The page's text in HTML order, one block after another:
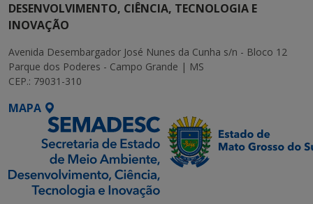
DESENVOLVIMENTO, CIÊNCIA, TECNOLOGIA E
INOVAÇÃO
Avenida Desembargador José Nunes da Cunha s/n - Bloco 12
Parque dos Poderes - Campo Grande | MS
CEP.: 79031-310
MAPA